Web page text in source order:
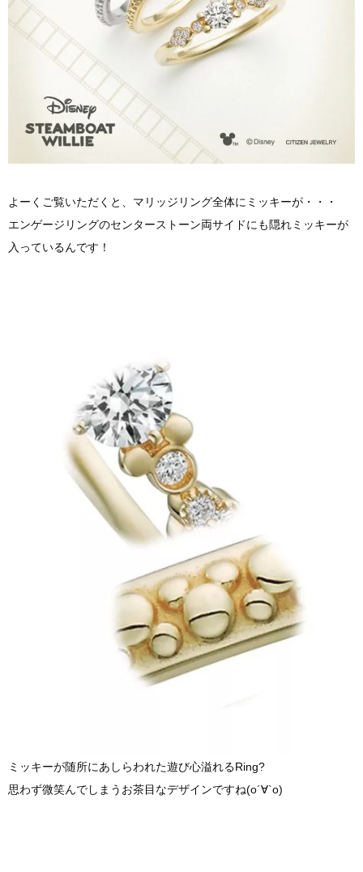
よーくご覧いただくと、マリッジリング全体にミッキーが・・・
エンゲージリングのセンターストーン両サイドにも隠れミッキーが
入っているんです！
ミッキーが随所にあしらわれた遊び心溢れるRing?
思わず微笑んでしまうお茶目なデザインですね(о´∀`о)